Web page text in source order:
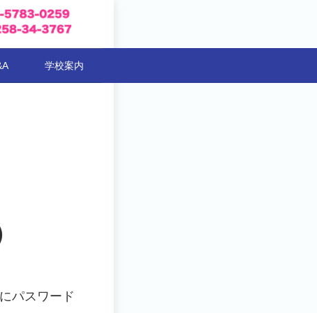
学校案内
パスワード